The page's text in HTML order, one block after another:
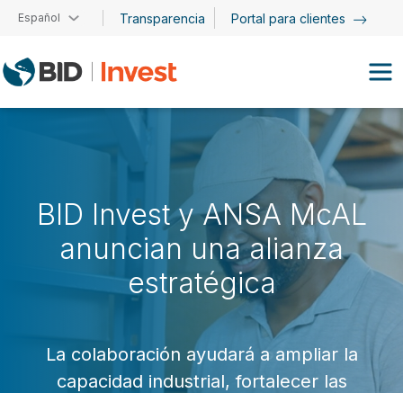
Pasar al contenido principal
Español Transparencia Portal para clientes
BID Invest y ANSA McAL
anuncian una alianza
estratégica
La colaboración ayudará a ampliar la
capacidad industrial, fortalecer las